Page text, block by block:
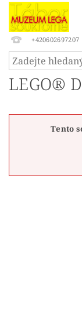
+420602697207
LEGO®
Tento